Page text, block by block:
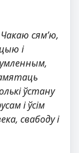
сям’ю,
і
ўстану
і ўсім
свабоду і